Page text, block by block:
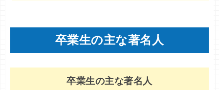
卒業生の主な著名人
卒業生の主な著名人